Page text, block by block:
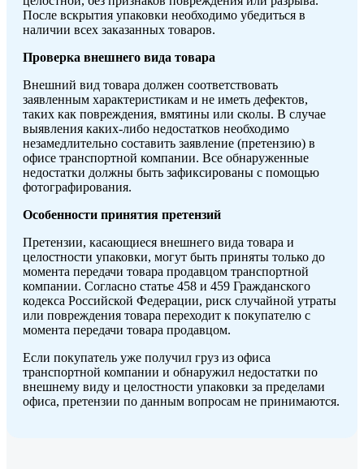
После вскрытия упаковки необходимо убедиться в
наличии всех заказанных товаров.
Проверка внешнего вида товара
Внешний вид товара должен соответствовать
заявленным характеристикам и не иметь дефектов,
таких как повреждения, вмятины или сколы. В случае
выявления каких-либо недостатков необходимо
незамедлительно составить заявление (претензию) в
офисе транспортной компании. Все обнаруженные
недостатки должны быть зафиксированы с помощью
фотографирования.
Особенности принятия претензий
Претензии, касающиеся внешнего вида товара и
целостности упаковки, могут быть приняты только до
момента передачи товара продавцом транспортной
компании. Согласно статье 458 и 459 Гражданского
кодекса Российской Федерации, риск случайной утраты
или повреждения товара переходит к покупателю с
момента передачи товара продавцом.
Если покупатель уже получил груз из офиса
транспортной компании и обнаружил недостатки по
внешнему виду и целостности упаковки за пределами
офиса, претензии по данным вопросам не принимаются.